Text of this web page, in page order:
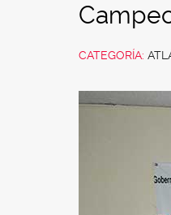
CATEGORÍA: